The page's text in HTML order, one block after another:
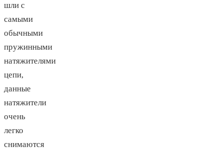
шли с
самыми
обычными
пружинными
натяжителями
цепи,
данные
натяжители
очень
легко
снимаются